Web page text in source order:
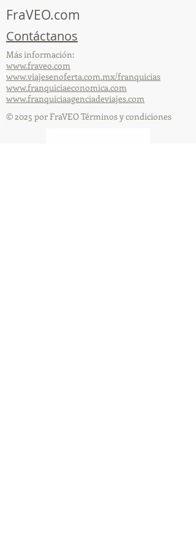
FraVEO.com
Contáctanos
Más información:
www.fraveo.com
www.viajesenoferta.com.mx/franquicias
www.franquiciaeconomica.com
www.franquiciaagenciadeviajes.com
© 2025 por FraVEO Términos y condiciones